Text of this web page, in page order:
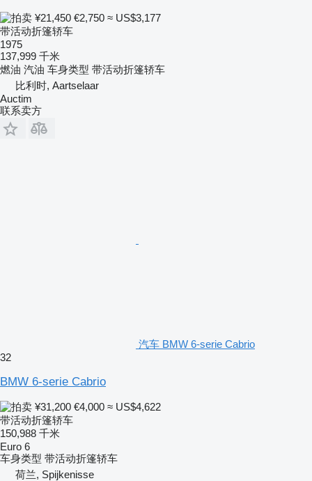
¥21,450 €2,750 ≈ US$3,177
带活动折篷轿车
1975
137,999 千米
燃油 汽油 车身类型 带活动折篷轿车
比利时, Aartselaar
Auctim
联系卖方
汽车 BMW 6-serie Cabrio
32
BMW 6-serie Cabrio
¥31,200 €4,000 ≈ US$4,622
带活动折篷轿车
150,988 千米
Euro 6
车身类型 带活动折篷轿车
荷兰, Spijkenisse